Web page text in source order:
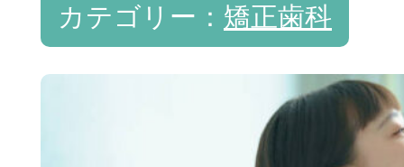
カテゴリー： 矯正歯科